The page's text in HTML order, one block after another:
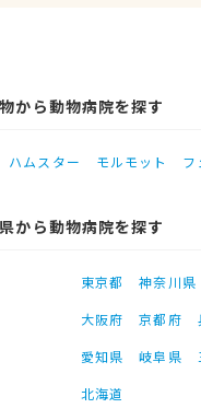
から動物病院を探す
ハムスター モルモット フ
から動物病院を探す
東京都 神奈川県
大阪府 京都府
愛知県 岐阜県
北海道